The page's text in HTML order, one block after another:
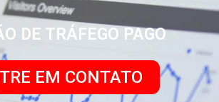
EM CONTATO
DE TRÁFEGO PAGO